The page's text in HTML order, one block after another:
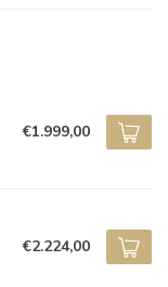
€1.999,00
€2.224,00